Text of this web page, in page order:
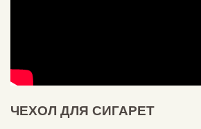
ЧЕХОЛ ДЛЯ СИГАРЕТ